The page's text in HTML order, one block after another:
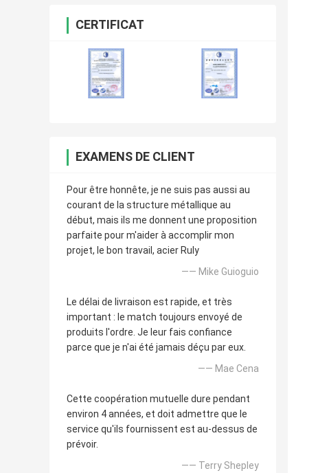
CERTIFICAT
EXAMENS DE CLIENT
Pour être honnête, je ne suis pas aussi au
courant de la structure métallique au
début, mais ils me donnent une proposition
parfaite pour m'aider à accomplir mon
projet, le bon travail, acier Ruly
—— Mike Guioguio
Le délai de livraison est rapide, et très
important : le match toujours envoyé de
produits l'ordre. Je leur fais confiance
parce que je n'ai été jamais déçu par eux.
—— Mae Cena
Cette coopération mutuelle dure pendant
environ 4 années, et doit admettre que le
service qu'ils fournissent est au-dessus de
prévoir.
—— Terry Shepley